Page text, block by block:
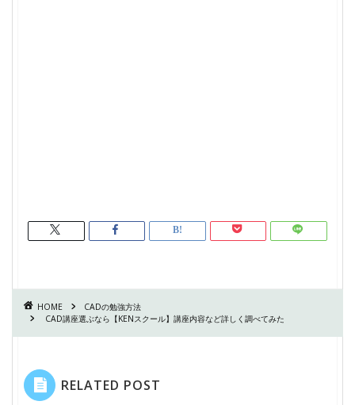
HOME
CADの勉強方法
CAD講座選ぶなら【KENスクール】講座内容など詳しく調べてみた
RELATED POST